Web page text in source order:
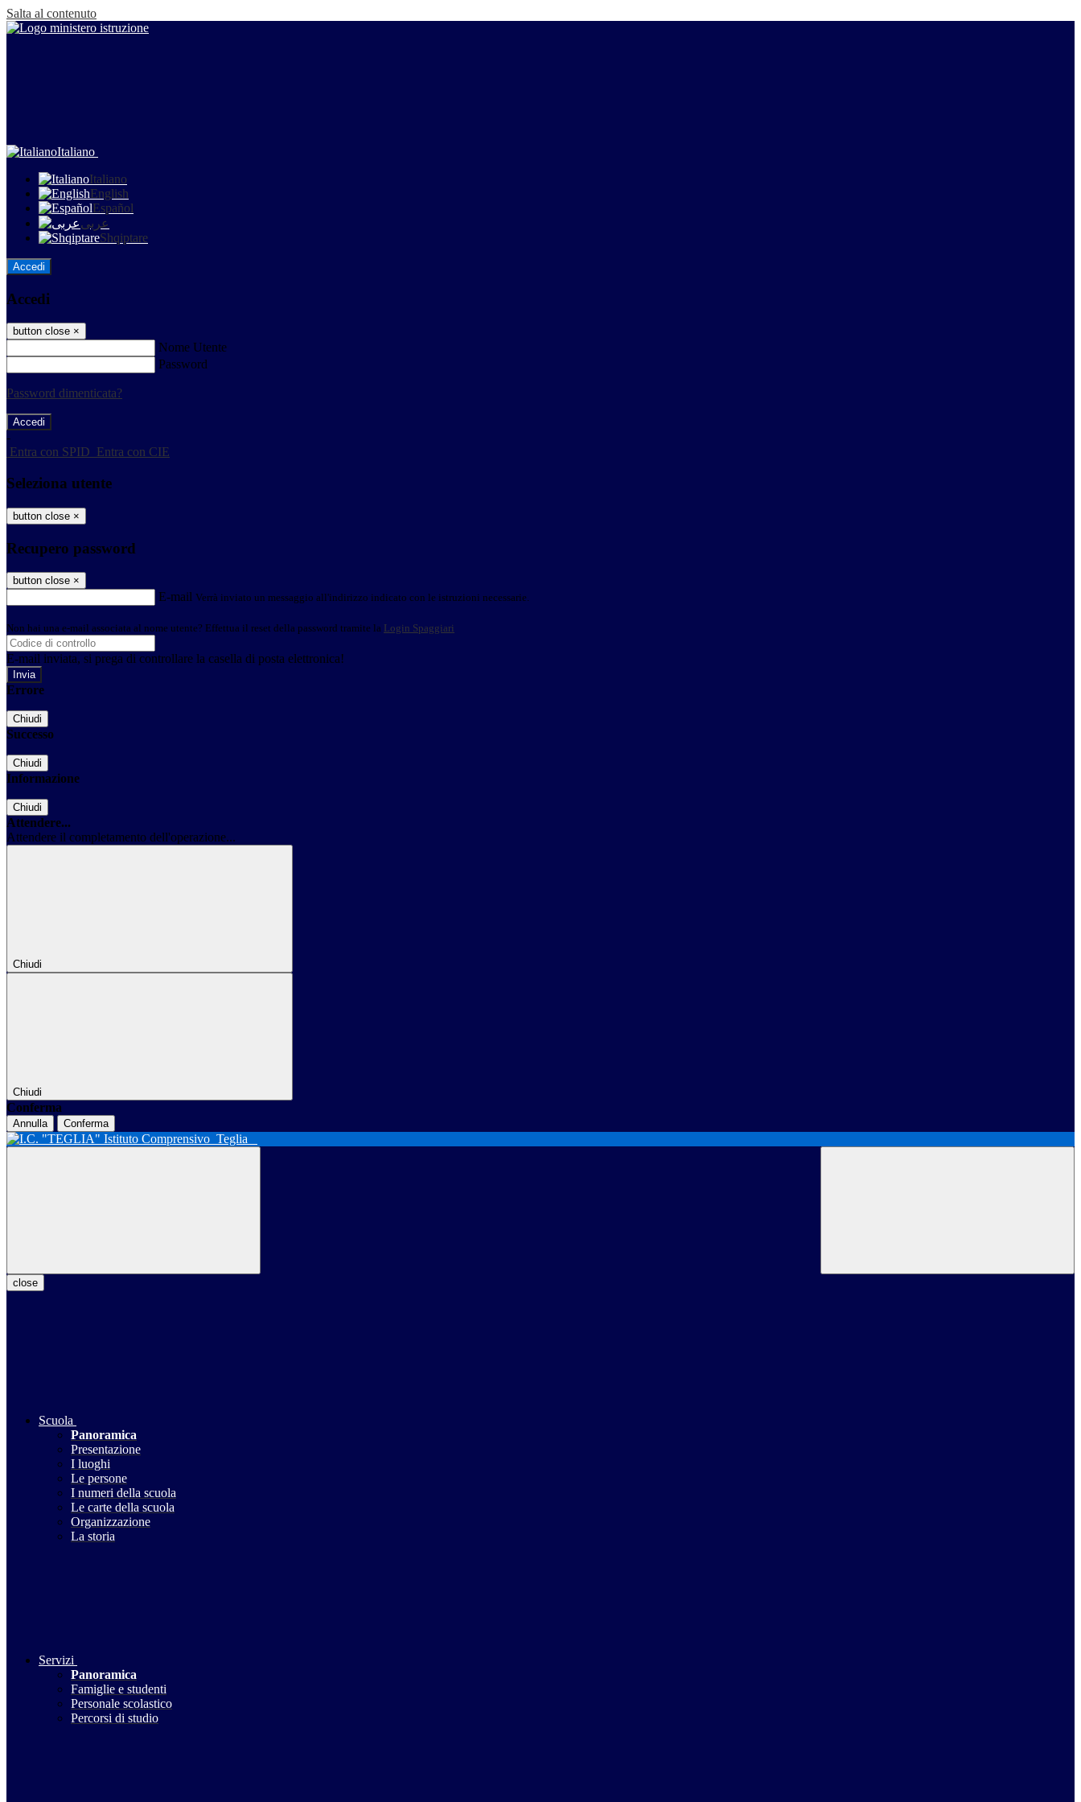
Salta al contenuto
Italiano
Italiano
English
Español
عربى
Shqiptare
Accedi
Accedi
button close ×
Nome Utente
Password
Password dimenticata?
-
Entra con SPID Entra con CIE
Seleziona utente
button close ×
Recupero password
button close ×
E-mail Verrà inviato un messaggio all'indirizzo indicato con le istruzioni necessarie.
Non hai una e-mail associata al nome utente? Effettua il reset della password tramite la Login Spaggiari
E-mail inviata, si prega di controllare la casella di posta elettronica!
Errore
Chiudi
Successo
Chiudi
Informazione
Chiudi
Attendere...
Attendere il completamento dell'operazione...
Chiudi
Chiudi
Conferma
Annulla Conferma
Istituto Comprensivo Teglia
close
Scuola
Panoramica
Presentazione
I luoghi
Le persone
I numeri della scuola
Le carte della scuola
Organizzazione
La storia
Servizi
Panoramica
Famiglie e studenti
Personale scolastico
Percorsi di studio